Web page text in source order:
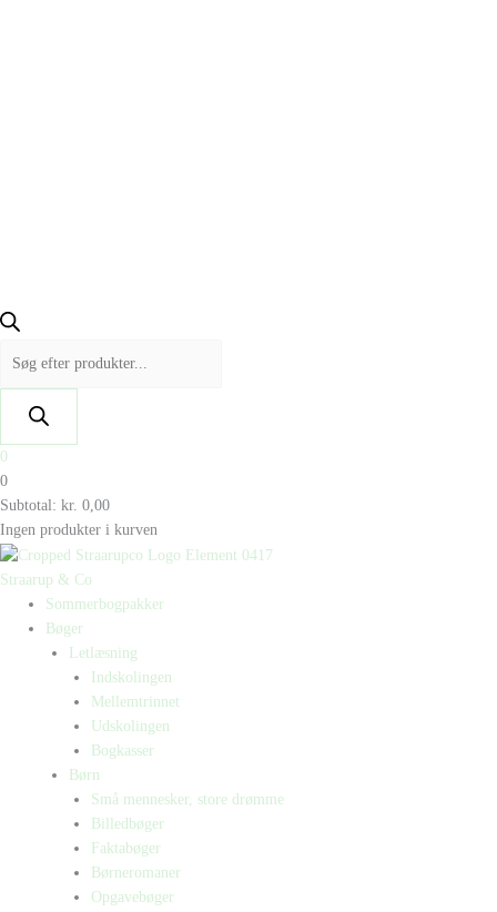
0
0
Subtotal: kr. 0,00
Ingen produkter i kurven
Straarup & Co
Sommerbogpakker
Bøger
Letlæsning
Indskolingen
Mellemtrinnet
Udskolingen
Bogkasser
Børn
Små mennesker, store drømme
Billedbøger
Faktabøger
Børneromaner
Opgavebøger